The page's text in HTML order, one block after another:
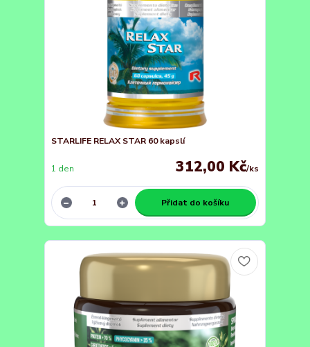
STARLIFE RELAX STAR 60 kapslí
312,00 Kč/ks
1 den
Přidat do košíku